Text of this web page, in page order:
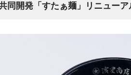
同開発「すたぁ麺」リニュー